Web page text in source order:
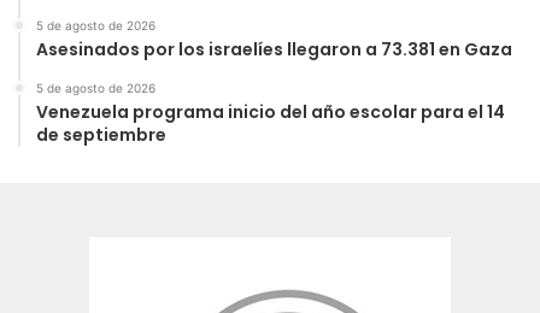
5 de agosto de 2026
Asesinados por los israelíes llegaron a 73.381 en Gaza
5 de agosto de 2026
Venezuela programa inicio del año escolar para el 14
de septiembre